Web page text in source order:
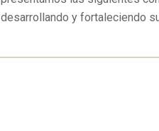
desarrollando y fortaleciendo